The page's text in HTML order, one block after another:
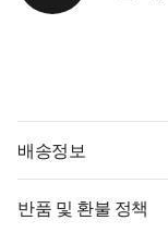
배송정보
반품 및 환불 정책